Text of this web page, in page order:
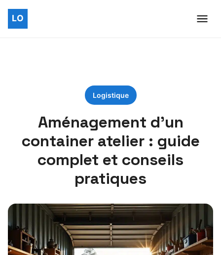
Logistique
Aménagement d’un
container atelier : guide
complet et conseils
pratiques